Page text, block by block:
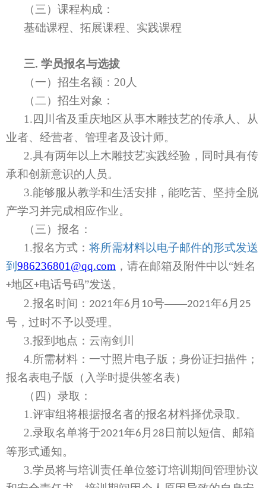
（三）课程构成：
基础课程、拓展课程、实践课程
三. 学员报名与选拔
（一）招生名额： 20 人
（二）招生对象：
1.四川省及重庆地区从事木雕技艺的传承人、从
业者、经营者、管理者及设计师。
2.具有两年以上木雕技艺实践经验，同时具有传
承和创新意识的人员。
3.能够服从教学和生活安排，能吃苦、坚持全脱
产学习并完成相应作业。
（三）报名：
1.报名方式： 将所需材料以电子邮件的形式发送
到 986236801 @qq.com ，请在邮箱及附件中以“姓名
+地区+电话号码”发送。
2.报名时间： 2021年6 月 10号——2021年6 月 25
号，过时不予以受理。
3.报到地点：云南剑川
4.所需材料：一寸照片电子版；身份证扫描件；
报名表电子版（入学时提供签名表）
（四）录取：
1.评审组将根据报名者的报名材料择优录取。
2.录取名单将于2021年6 月 28 日前以短信、邮箱
等形式通知。
3.学员将与培训责任单位签订培训期间管理协议